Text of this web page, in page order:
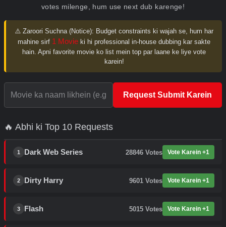
votes milenge, hum use next dub karenge!
⚠️ Zaroori Suchna (Notice): Budget constraints ki wajah se, hum har
mahine sirf 1 Movie ki hi professional in-house dubbing kar sakte
hain. Apni favorite movie ko list mein top par laane ke liye vote
karein!
Request Submit Karein
🔥 Abhi ki Top 10 Requests
1 Dark Web Series 28846 Votes Vote Karein +1
2 Dirty Harry 9601 Votes Vote Karein +1
3 Flash 5015 Votes Vote Karein +1